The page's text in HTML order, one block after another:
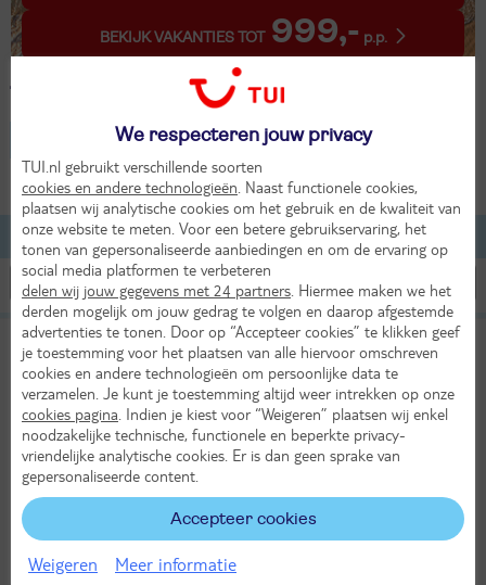
BEKIJK VAKANTIES TOT 999,- p.p.
1 Vakantie Rouffach
Frankrijk - Rouffach
2 volwassenen
Filteren Lijst Kaart
Domaine de Rouffach
TUI classificatie Hotel
Elzas Rouffach
Er ging iets mis bij het ophalen van de prijs
Bekijk beschikbaarheid
We respecteren jouw privacy
TUI.nl gebruikt verschillende soorten
cookies en andere technologieën . Naast functionele cookies,
plaatsen wij analytische cookies om het gebruik en de kwaliteit van
onze website te meten. Voor een betere gebruikservaring, het
tonen van gepersonaliseerde aanbiedingen en om de ervaring op
social media platformen te verbeteren
delen wij jouw gegevens met 24 partners . Hiermee maken we het
derden mogelijk om jouw gedrag te volgen en daarop afgestemde
advertenties te tonen. Door op “Accepteer cookies” te klikken geef
je toestemming voor het plaatsen van alle hiervoor omschreven
cookies en andere technologieën om persoonlijke data te
verzamelen. Je kunt je toestemming altijd weer intrekken op onze
cookies pagina . Indien je kiest voor “Weigeren” plaatsen wij enkel
noodzakelijke technische, functionele en beperkte privacy-
vriendelijke analytische cookies. Er is dan geen sprake van
gepersonaliseerde content.
Accepteer cookies
Weigeren Meer informatie